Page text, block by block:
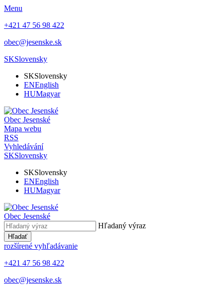
Menu
+421 47 56 98 422
obec@jesenske.sk
SKSlovensky
SKSlovensky
ENEnglish
HUMagyar
Obec Jesenské
Mapa webu
RSS
Vyhledávání
SKSlovensky
SKSlovensky
ENEnglish
HUMagyar
Obec Jesenské
Hľadaný výraz
Hľadať
rozšírené vyhľadávanie
+421 47 56 98 422
obec@jesenske.sk